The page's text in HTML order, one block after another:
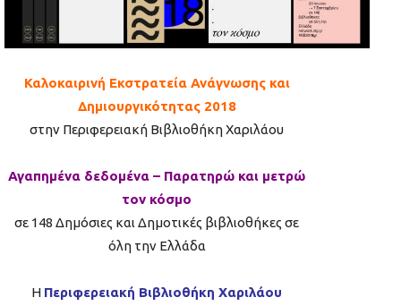
Καλοκαιρινή Εκστρατεία Ανάγνωσης και
Δημιουργικότητας 2018
στην Περιφερειακή Βιβλιοθήκη Χαριλάου
Αγαπημένα δεδομένα – Παρατηρώ και μετρώ
τον κόσμο
σε 148 Δημόσιες και Δημοτικές βιβλιοθήκες σε
όλη την Ελλάδα
Η Περιφερειακή Βιβλιοθήκη Χαριλάου